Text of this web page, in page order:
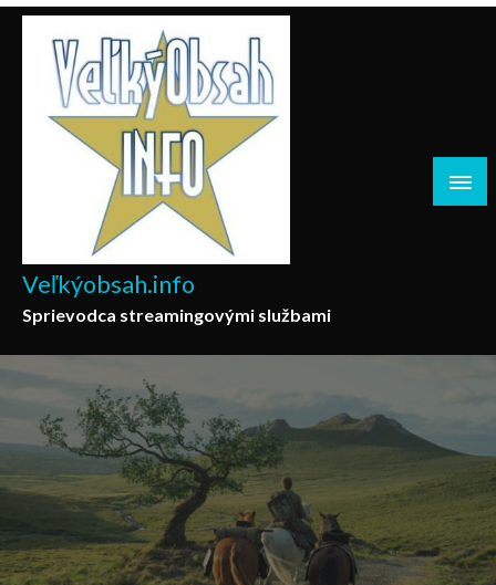
Skip
content
Veľkýobsah.info
Sprievodca streamingovými službami